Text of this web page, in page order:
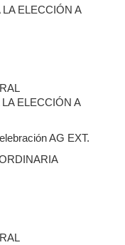
ELECCIÓN A
ELECCIÓN A
AG EXT.